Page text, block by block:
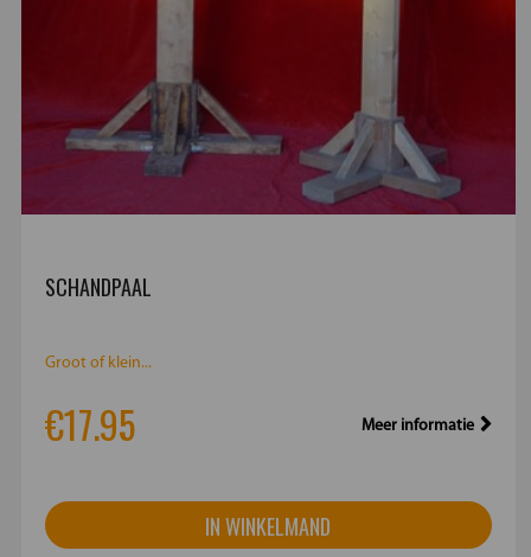
SCHANDPAAL
Groot of klein...
€17.95 Meer informatie
IN WINKELMAND